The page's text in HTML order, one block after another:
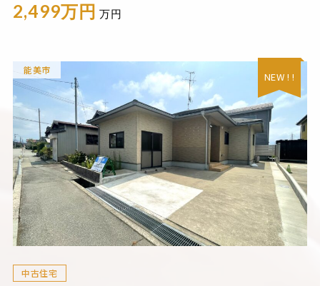
2,499万円 万円
能美市
NEW ! !
中古住宅